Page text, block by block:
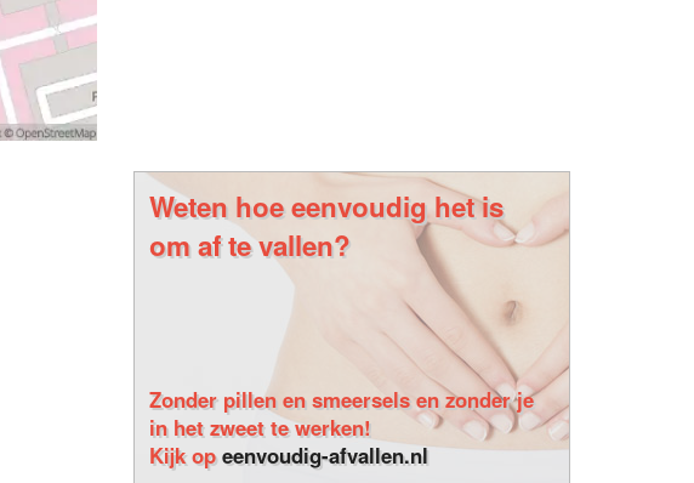
Weten hoe eenvoudig het is
om af te vallen?
Zonder pillen en smeersels en zonder je
in het zweet te werken!
Kijk opeenvoudig-afvallen.nl